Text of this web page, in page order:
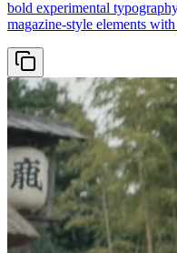
bold experimental
magazine-style elements